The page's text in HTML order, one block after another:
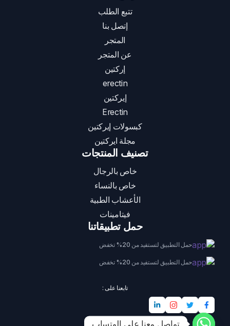
تتبع الطلب
إتصل بنا
المتجر
عن المتجر
إركتين
erectin
إيركتين
Erectin
كبسولات إيركتين
مجلة ايركتين
تصنيف المنتجات
خاص بالرجال
خاص بالنساء
الأعشاب الطبية
فيتامينات
حمل تطبيقاتنا
حمل التطبيق لتستفيد من 20% تخفض
حمل التطبيق لتستفيد من 20% تخفض
تابعنا على :
تواصل معنا على الوتساب